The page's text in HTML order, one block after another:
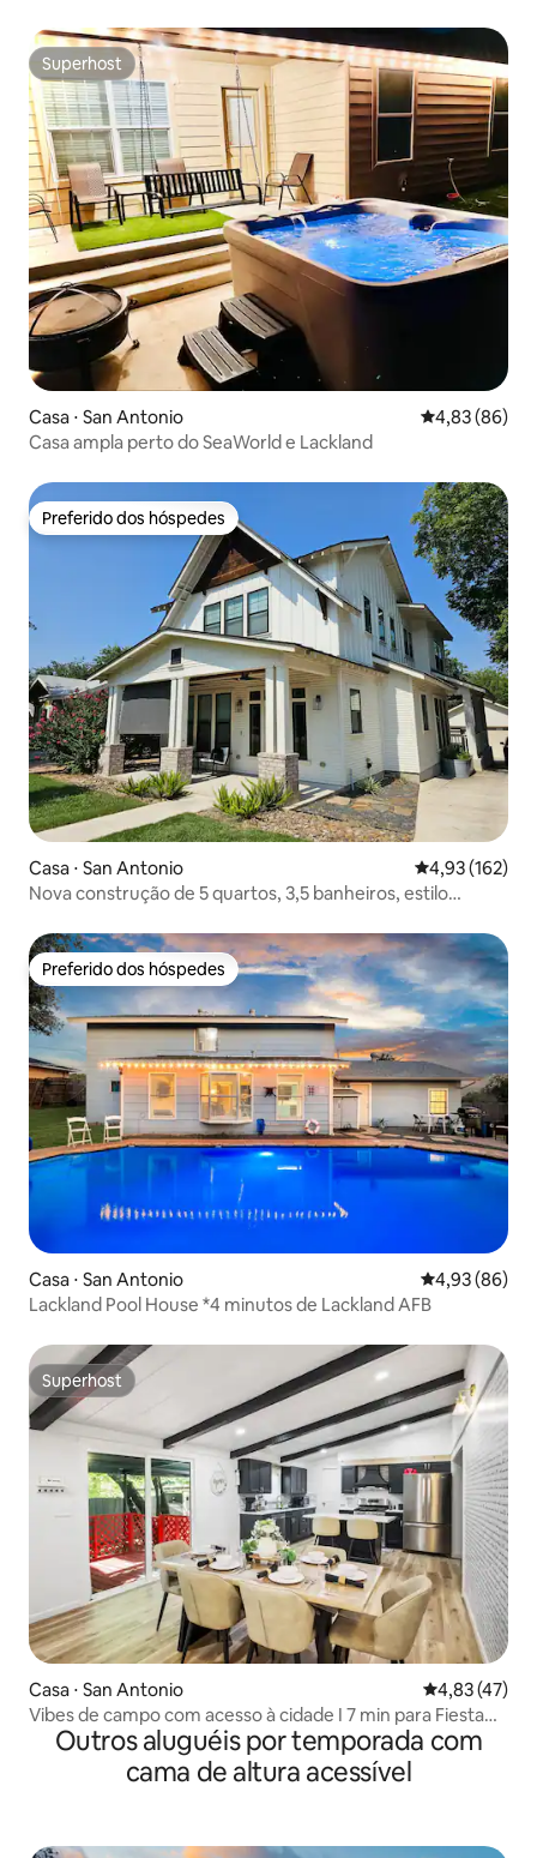
Superhost
Superhost
Casa ⋅ San Antonio 4,83 de uma
4,83 (86)
Casa ampla perto do SeaWorld e Lackland
Preferido dos hóspedes
Preferido dos hóspedes
Casa ⋅ San Antonio 4,93 de uma
4,93 (162)
Nova construção de 5 quartos, 3,5 banheiros, estilo
Preferido dos hóspedes
Preferido dos hóspedes
Casa ⋅ San Antonio 4,93 de uma
4,93 (86)
Lackland Pool House *4 minutos de Lackland AFB
Superhost
Superhost
Casa ⋅ San Antonio 4,83 de uma
4,83 (47)
Vibes de campo com acesso à cidade I 7 min para Fiesta
Outros aluguéis por temporada com
cama de altura acessível